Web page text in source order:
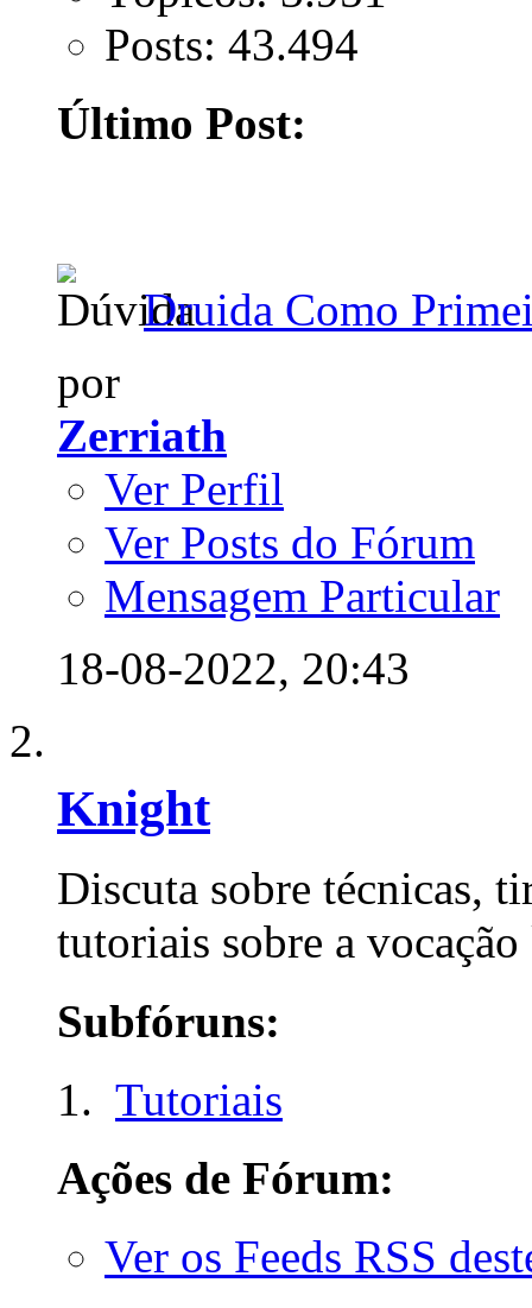
Posts: 43.494
Último Post:
Druida Como
por
Zerriath
Ver Perfil
Ver Posts do Fórum
Mensagem Particular
18-08-2022, 20:43
Knight
Discuta sobre técnicas,
tutoriais sobre a
Subfóruns:
Tutoriais
Ações de Fórum:
Ver os Feeds RSS